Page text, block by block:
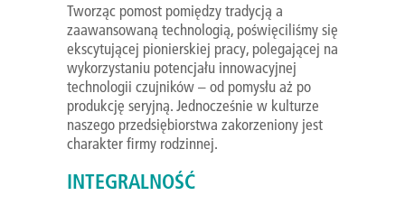
Tworząc pomost pomiędzy tradycją a
zaawansowaną technologią, poświęciliśmy się
ekscytującej pionierskiej pracy, polegającej na
wykorzystaniu potencjału innowacyjnej
technologii czujników – od pomysłu aż po
produkcję seryjną. Jednocześnie w kulturze
naszego przedsiębiorstwa zakorzeniony jest
charakter firmy rodzinnej.
INTEGRALNOŚĆ